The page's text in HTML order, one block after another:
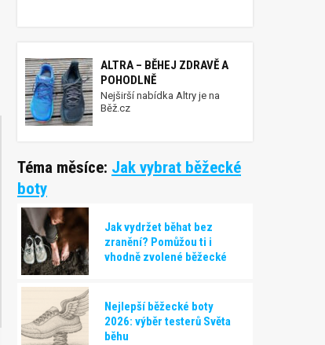
ALTRA – BĚHEJ ZDRAVĚ A
POHODLNĚ
Nejširší nabídka Altry je na
Běž.cz
Téma měsíce: Jak vybrat běžecké
boty
Jak vydržet běhat bez
zranění? Pomůžou ti i
vhodně zvolené běžecké
Nejlepší běžecké boty
2026: výběr testerů Světa
běhu